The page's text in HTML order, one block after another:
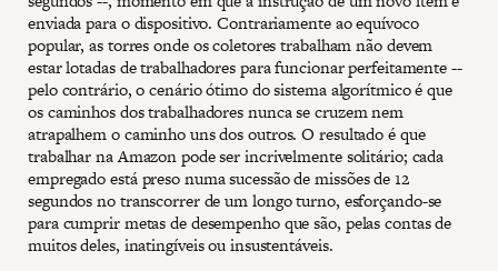
enviada para o dispositivo. Contrariamente ao equívoco
popular, as torres onde os coletores trabalham não devem
estar lotadas de trabalhadores para funcionar perfeitamente --
pelo contrário, o cenário ótimo do sistema algorítmico é que
os caminhos dos trabalhadores nunca se cruzem nem
atrapalhem o caminho uns dos outros. O resultado é que
trabalhar na Amazon pode ser incrivelmente solitário; cada
empregado está preso numa sucessão de missões de 12
segundos no transcorrer de um longo turno, esforçando-se
para cumprir metas de desempenho que são, pelas contas de
muitos deles, inatingíveis ou insustentáveis.